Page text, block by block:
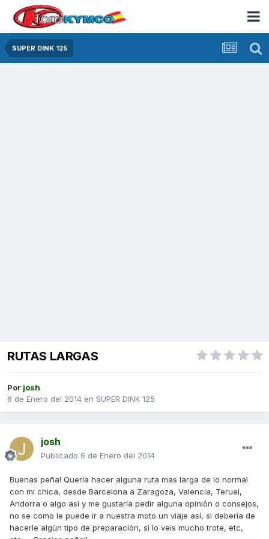
SUPER DINK 125
RUTAS LARGAS
Por josh
6 de Enero del 2014 en SUPER DINK 125
josh
Publicado 6 de Enero del 2014
Buenas peña! Quería hacer alguna ruta mas larga de lo normal
con mi chica, desde Barcelona a Zaragoza, Valencia, Teruel,
Andorra o algo así y me gustaría pedir alguna opinión o consejos,
no se como le puede ir a nuestra moto un viaje así, si debería de
hacerle algún tipo de preparación, si lo veis mucho trote, etc,